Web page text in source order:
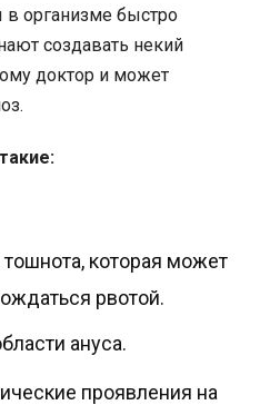
организме быстро
создавать некий
доктор и может
тошнота, которая может
рвотой.
ануса.
проявления на